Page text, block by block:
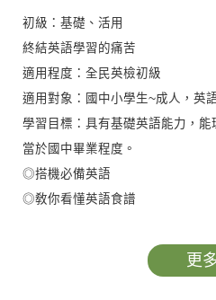
初級：基礎、活用
終結英語學習的痛苦
適用程度：全民英檢初級
適用對象：國中小學生~成人，英
學習目標：具有基礎英語能力，
當於國中畢業程度。
◎搭機必備英語
◎敎你看懂英語食譜
更